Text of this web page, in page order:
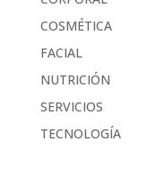
COSMÉTICA
FACIAL
NUTRICIÓN
SERVICIOS
TECNOLOGÍA